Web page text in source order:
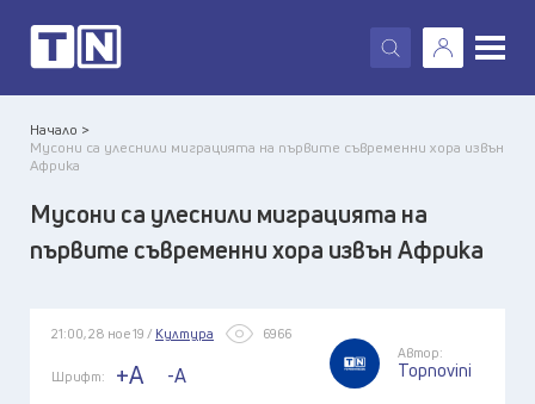
X
Начало >
Мусони са улеснили миграцията на първите съвременни хора извън
Африка
Мусони са улеснили миграцията на
първите съвременни хора извън Африка
21:00, 28 ное 19 / Култура 6966
Шрифт: +A -A
Автор:
Topnovini